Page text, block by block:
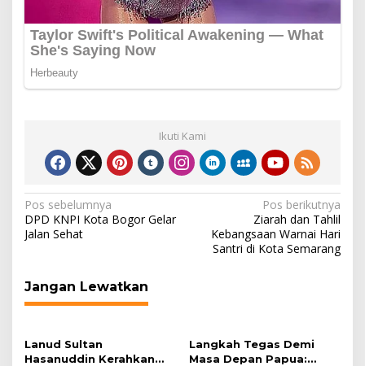
Ikuti Kami
Navigasi
pos
Pos sebelumnya
DPD KNPI Kota Bogor Gelar
Jalan Sehat
Pos berikutnya
Ziarah dan Tahlil
Kebangsaan Warnai Hari
Santri di Kota Semarang
Jangan Lewatkan
Lanud Sultan
Hasanuddin Kerahkan
Langkah Tegas Demi
Masa Depan Papua: